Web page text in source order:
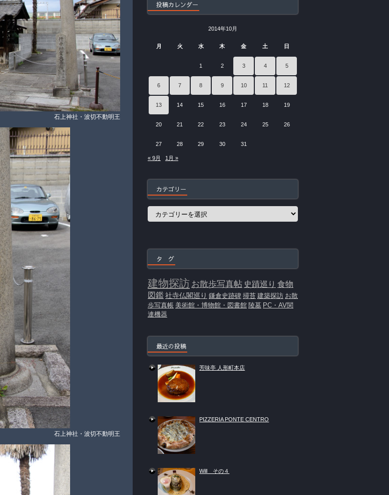
石上神社・波切不動明王
石上神社・波切不動明王
投稿カレンダー
2014年10月
月 火 水 木 金 土 日
1 2 3 4 5
6 7 8 9 10 11 12
13 14 15 16 17 18 19
20 21 22 23 24 25 26
27 28 29 30 31
« 9月 1月 »
カテゴリー
カ
タ グ
建物探訪 お散歩写真帖 史蹟巡り 食物
図鑑社寺仏閣巡り 鎌倉史跡碑 掃苔 建築探訪 お散
歩写真帳 美術館・博物館・図書館 陵墓 PC・AV関
連機器
最近の投稿
芳味亭 人形町本店
PIZZERIA PONTE CENTRO
Will その４